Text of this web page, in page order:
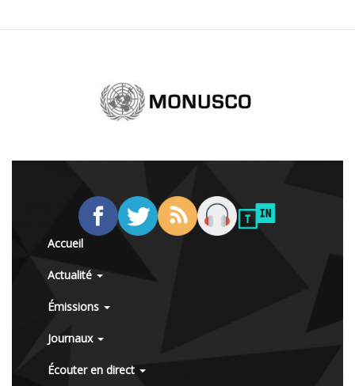
Accueil
Actualité
Émissions
Journaux
Écouter en direct